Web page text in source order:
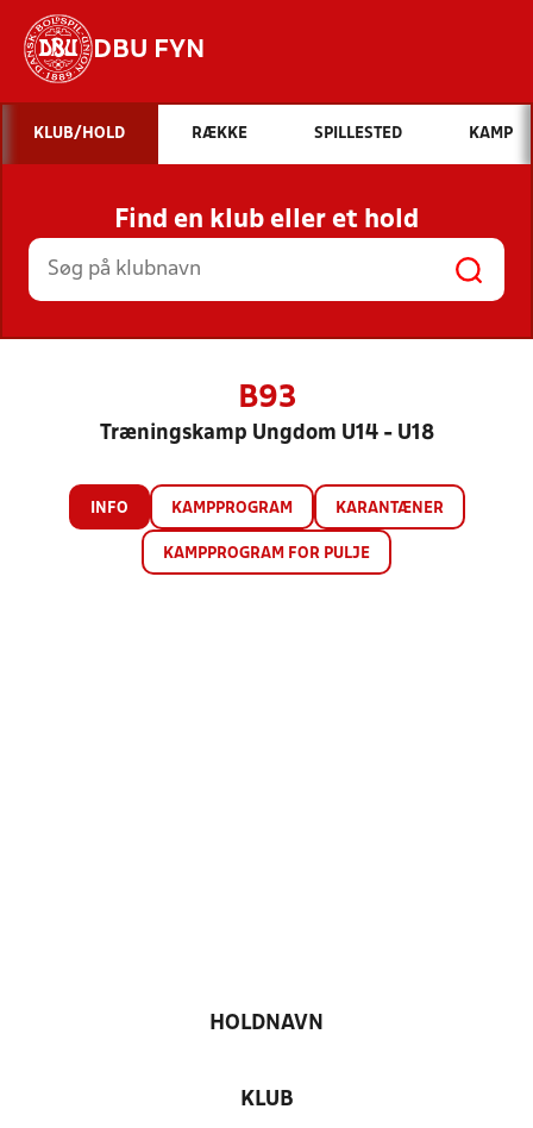
DBU FYN
Hvad vil du søge efter?
INDHOLD OG NYHEDER
STILLINGER, RESULTATER, KLUBBER OG
HOLD
KLUB/HOLD RÆKKE SPILLESTED KAMP
Find en klub eller et hold
B93
Træningskamp Ungdom U14 - U18
INFO KAMPPROGRAM KARANTÆNER
KAMPPROGRAM FOR PULJE
HOLDNAVN
KLUB